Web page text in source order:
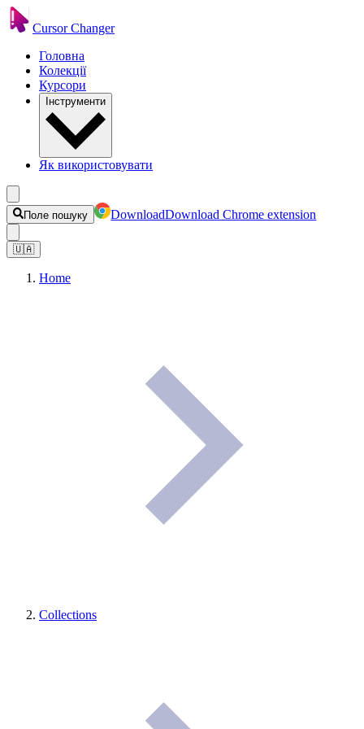
Cursor Changer
Головна
Колекції
Курсори
Інструменти
Як використовувати
Поле пошуку DownloadDownload Chrome extension
🇺🇦
Home
Collections